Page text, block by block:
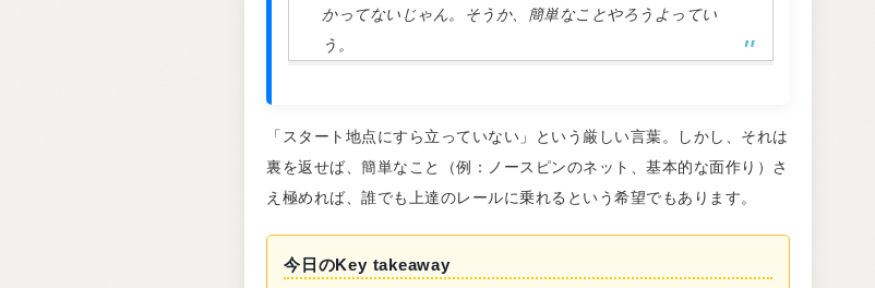
かってないじゃん。そうか、簡単なことやろうよってい
う。
「スタート地点にすら立っていない」という厳しい言葉。しかし、それは
裏を返せば、簡単なこと（例：ノースピンのネット、基本的な面作り）さ
え極めれば、誰でも上達のレールに乗れるという希望でもあります。
今日のKey takeaway